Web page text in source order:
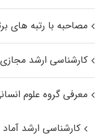
مصاحبه با رتبه های
کارشناسی ارشد مجازی
معرفی گروه علوم
کارشناسی ارشد آماد